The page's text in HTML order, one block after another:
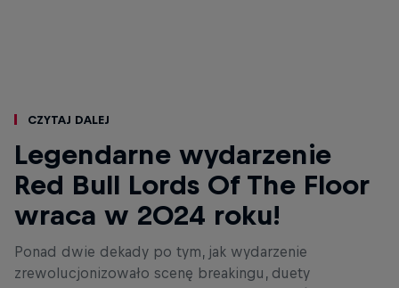
Czytaj dalej
Legendarne wydarzenie
Red Bull Lords Of The Floor
wraca w 2024 roku!
Ponad dwie dekady po tym, jak wydarzenie
zrewolucjonizowało scenę breakingu, duety